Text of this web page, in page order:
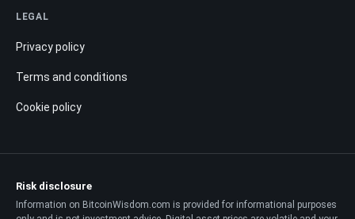
LEGAL
Privacy policy
Terms and conditions
Cookie policy
Risk disclosure
Information on BitcoinWisdom.com is provided for informational purposes